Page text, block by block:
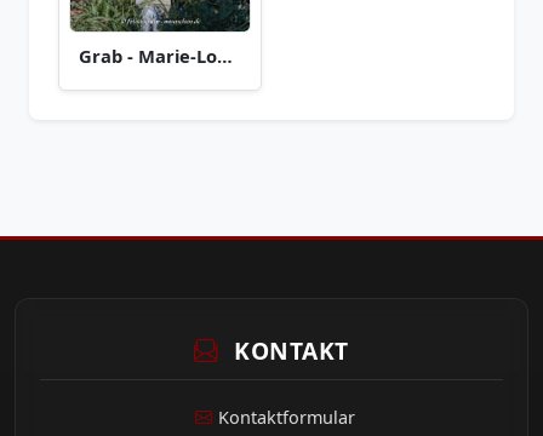
Grab - Marie-Louise Wallersee
KONTAKT
Kontaktformular